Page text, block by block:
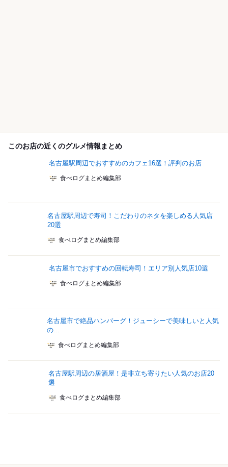
このお店の近くのグルメ情報まとめ
名古屋駅周辺でおすすめのカフェ16選！評判のお店
食べログまとめ編集部
名古屋駅周辺で寿司！こだわりのネタを楽しめる人気店
20選
食べログまとめ編集部
名古屋市でおすすめの回転寿司！エリア別人気店10選
食べログまとめ編集部
名古屋市で絶品ハンバーグ！ジューシーで美味しいと人気
の...
食べログまとめ編集部
名古屋駅周辺の居酒屋！是非立ち寄りたい人気のお店20
選
食べログまとめ編集部